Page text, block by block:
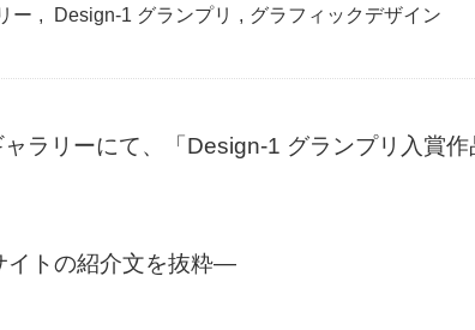
ー , Design-1 グランプリ , グラフィックデザイン
ラリーにて、「Design-1 グランプリ入賞
トの紹介文を抜粋—